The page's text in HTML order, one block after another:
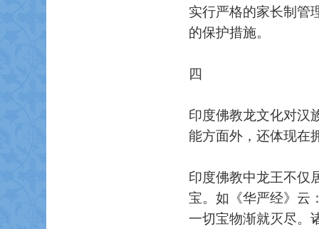
实行严格的家长制管
的保护措施。
四
印度佛教龙文化对汉
能方面外，还体现在
印度佛教中龙王不仅
宝。如《华严经》云
一切宝物渐就灭尽。